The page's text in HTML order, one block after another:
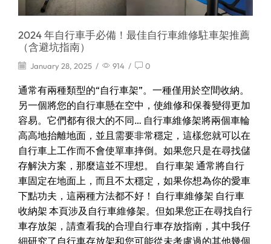
2024 年自行車手必備！最佳自行車維修駐車架推薦
（含避坑指南）
January 28, 2025 / 914 / 0
通常有兩種類型的“自行車架”。一種僅用於空間收納。
另一個將您的自行車懸在空中，使維修和保養變得更加
容易。它們都有很大的不同… 自行車維修架將兩個車輪
高高地抬離地面，並且需要非常穩定，這樣您就可以在
自行車上工作而不會使單車摔倒。如果您只是在尋找儲
存解決方案，那麼這並不理想。 自行車架 通常將自行
車固定在地面上，而且不太穩定，如果你想為你的愛車
下點功夫，這兩種方法都不好！ 自行車維修架 自行車
收納架 本頁涉及自行車維修架。但如果您正在尋找自行
車存放架，請查看我的合理自行車存放指南，其中我仔
細研究了自行車存放架和您可能從未考慮過的其他幾個